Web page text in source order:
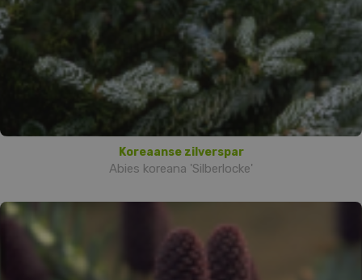
Koreaanse zilverspar
Abies koreana 'Silberlocke'